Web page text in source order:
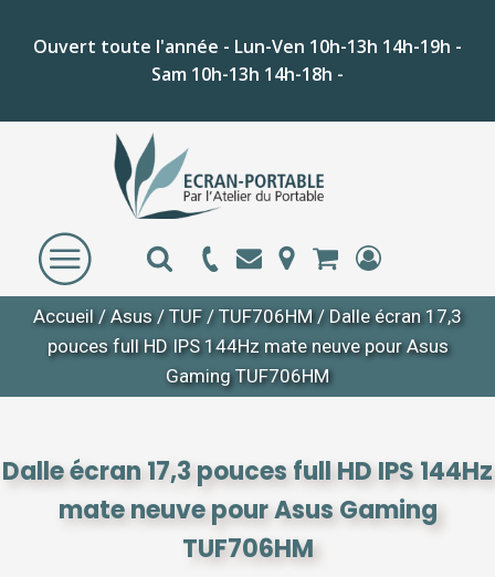
Ouvert toute l'année - Lun-Ven 10h-13h 14h-19h -
Sam 10h-13h 14h-18h -
Accueil/ Asus/ TUF / TUF706HM/ Dalle écran 17,3
pouces full HD IPS 144Hz mate neuve pour Asus
Gaming TUF706HM
Dalle écran 17,3 pouces full HD IPS 144Hz
mate neuve pour Asus Gaming
TUF706HM